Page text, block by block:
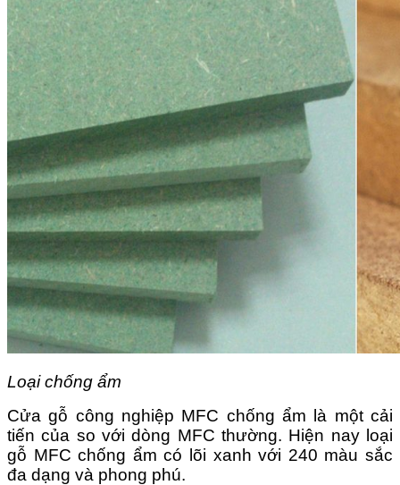
Loại chống ẩm
Cửa gỗ công nghiệp MFC chống ẩm là một cải
tiến của so với dòng MFC thường. Hiện nay loại
gỗ MFC chống ẩm có lõi xanh với 240 màu sắc
đa dạng và phong phú.